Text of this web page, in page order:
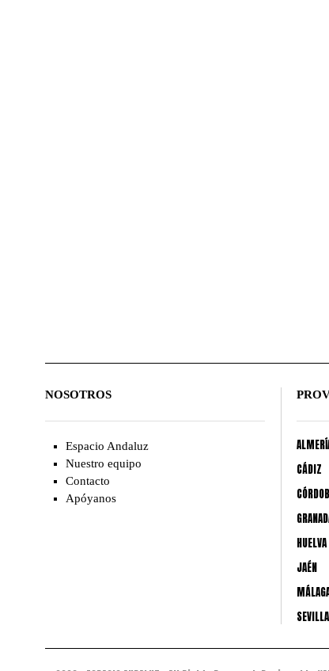
NOSOTROS
Espacio Andaluz
Nuestro equipo
Contacto
Apóyanos
CÁDIZ
HUELVA
JAÉN
SEVILLA